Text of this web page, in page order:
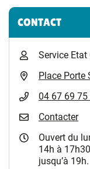
CONTACT
Service Etat
Place Porte
04 67 69 75
Contacter
Ouvert du
14h à
jusqu’à 19h.